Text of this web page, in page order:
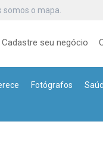
somos o mapa.
Cadastre seu negócio
Fotógrafos